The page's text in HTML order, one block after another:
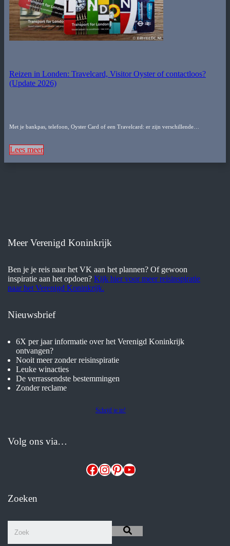
Reizen in Londen: Travelcard, Visitor Oyster of contactloos?
(Update 2026)
Met je bankpas, telefoon, Oyster Card of een Travelcard: er zijn verschillende…
Lees meer
Meer Verenigd Koninkrijk
Ben je je reis naar het VK aan het plannen? Of gewoon
inspiratie aan het opdoen?Kijk hier voor meer reisinspiratie
naar het Verenigd Koninkrijk.
Nieuwsbrief
6X per jaar informatie over het Verenigd Koninkrijk
ontvangen?
Nooit meer zonder reisinspiratie
Leuke winacties
De verrassendste bestemmingen
Zonder reclame
Schrijf je in!
Volg ons via…
Facebook
Instagram
Pinterest
YouTube
Zoeken